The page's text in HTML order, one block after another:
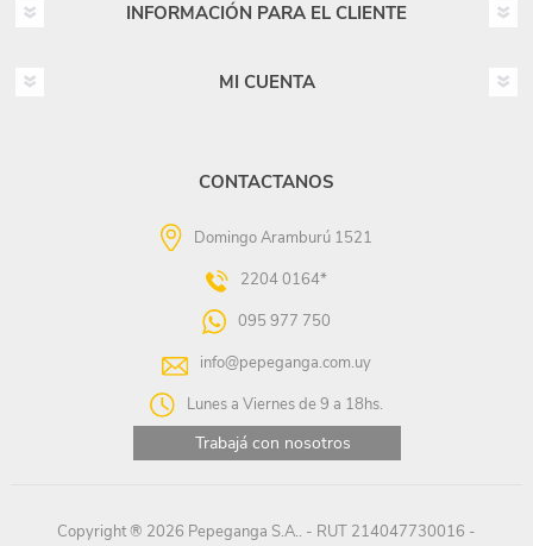
INFORMACIÓN PARA EL CLIENTE
MI CUENTA
CONTACTANOS
Domingo Aramburú 1521
2204 0164*
095 977 750
info@pepeganga.com.uy
Lunes a Viernes de 9 a 18hs.
Trabajá con nosotros
Copyright ® 2026 Pepeganga S.A.. - RUT 214047730016 -